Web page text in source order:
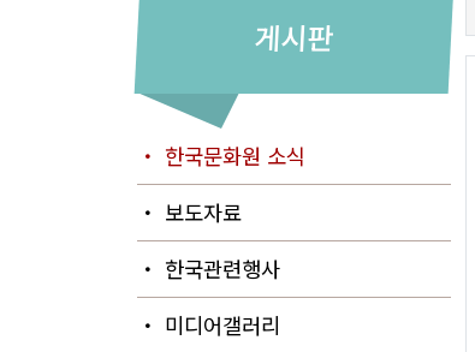
게시판
・ 한국문화원 소식
・ 보도자료
・ 한국관련행사
・ 미디어갤러리